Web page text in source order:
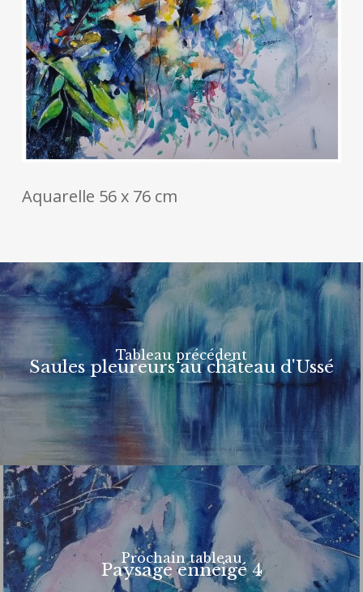
Aquarelle 56 x 76 cm
Tableau précédent
Saules pleureurs au château d'Ussé
Prochain tableau
Paysage enneigé 4